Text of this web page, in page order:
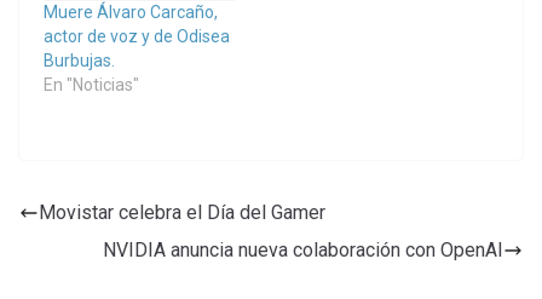
Muere Álvaro Carcaño,
actor de voz y de Odisea
Burbujas.
En "Noticias"
Movistar celebra el Día del Gamer
NVIDIA anuncia nueva colaboración con OpenAI